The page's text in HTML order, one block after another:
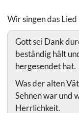
Wir singen das
Gott sei Dank
beständig hält
hergesendet hat.
Was der alten
Sehnen war und
Herrlichkeit.